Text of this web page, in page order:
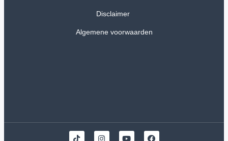
Disclaimer
Algemene voorwaarden